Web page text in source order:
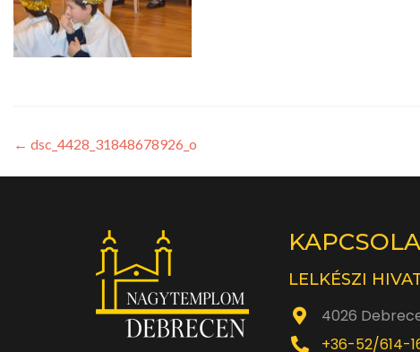
← dsc_4428_31848678926_o
LELKÉSZI
4026
+36-52/614-